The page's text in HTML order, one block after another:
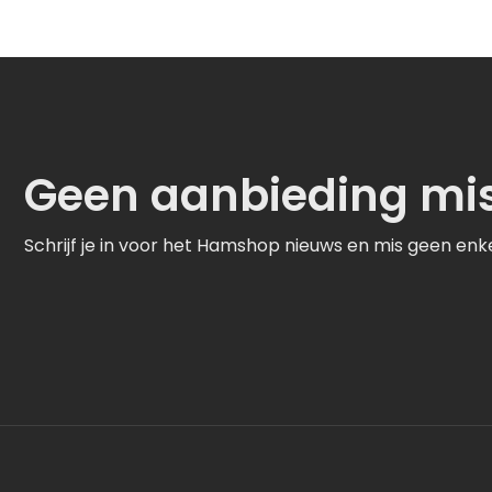
Geen aanbieding
Schrijf je in voor het Hamshop nieuws en mis geen